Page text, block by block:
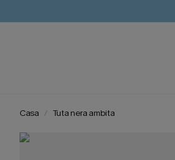
Casa Tuta nera ambita